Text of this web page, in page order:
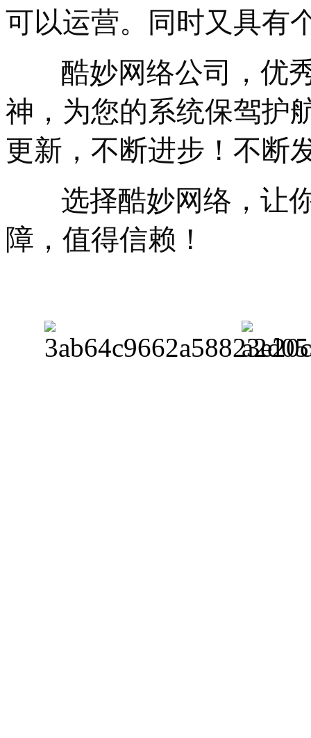
可以运营。同时又具有
酷妙网络公司，优秀
神，为您的系统保驾护
更新，不断进步！不断
选择酷妙网络，让你
障，值得信赖！